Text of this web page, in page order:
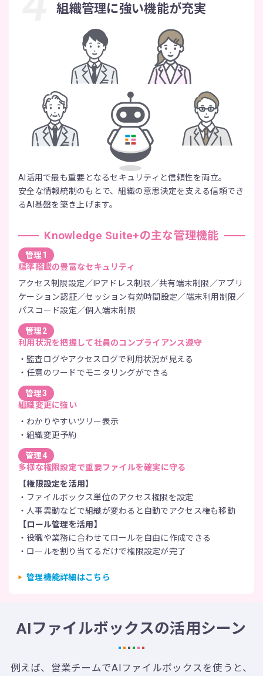
組織管理に強い機能が充実
AI活用で最も重要となるセキュリティと信頼性を両立。
安全な情報統制のもとで、組織の意思決定を支える信頼でき
るAI基盤を築き上げます。
Knowledge Suite+の主な管理機能
管理1
標準搭載の豊富なセキュリティ
アクセス制限設定／IPアドレス制限／共有端末制限／アプリ
ケーション認証／セッション有効時間設定／端末利用制限／
パスコード設定／個人端末制限
管理2
利用状況を把握して社員のコンプライアンス遵守
監査ログやアクセスログで利用状況が見える
任意のワードでモニタリングができる
管理3
組織変更に強い
わかりやすいツリー表示
組織変更予約
管理4
多様な権限設定で重要ファイルを確実に守る
【権限設定を活用】
ファイルボックス単位のアクセス権限を設定
人事異動などで組織が変わると自動でアクセス権も移動
【ロール管理を活用】
役職や業務に合わせてロールを自由に作成できる
ロールを割り当てるだけで権限設定が完了
管理機能詳細はこちら
AIファイルボックスの活用シーン
例えば、営業チームでAIファイルボックスを使うと、